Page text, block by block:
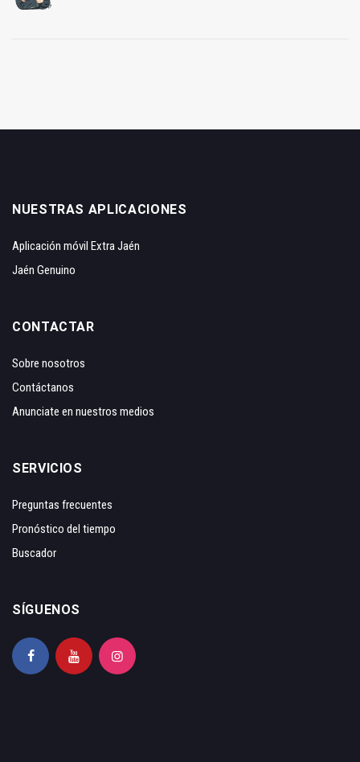
NUESTRAS APLICACIONES
Aplicación móvil Extra Jaén
Jaén Genuino
CONTACTAR
Sobre nosotros
Contáctanos
Anunciate en nuestros medios
SERVICIOS
Preguntas frecuentes
Pronóstico del tiempo
Buscador
SÍGUENOS